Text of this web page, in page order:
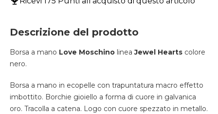
Descrizione del prodotto
Borsa a mano Love Moschino linea Jewel Hearts colore
nero.
Borsa a mano in ecopelle con trapuntatura macro effetto
imbottito. Borchie gioiello a forma di cuore in galvanica
oro. Tracolla a catena. Logo con cuore spezzato in metallo.